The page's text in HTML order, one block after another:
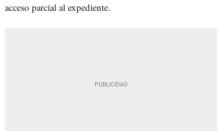
acceso parcial al expediente.